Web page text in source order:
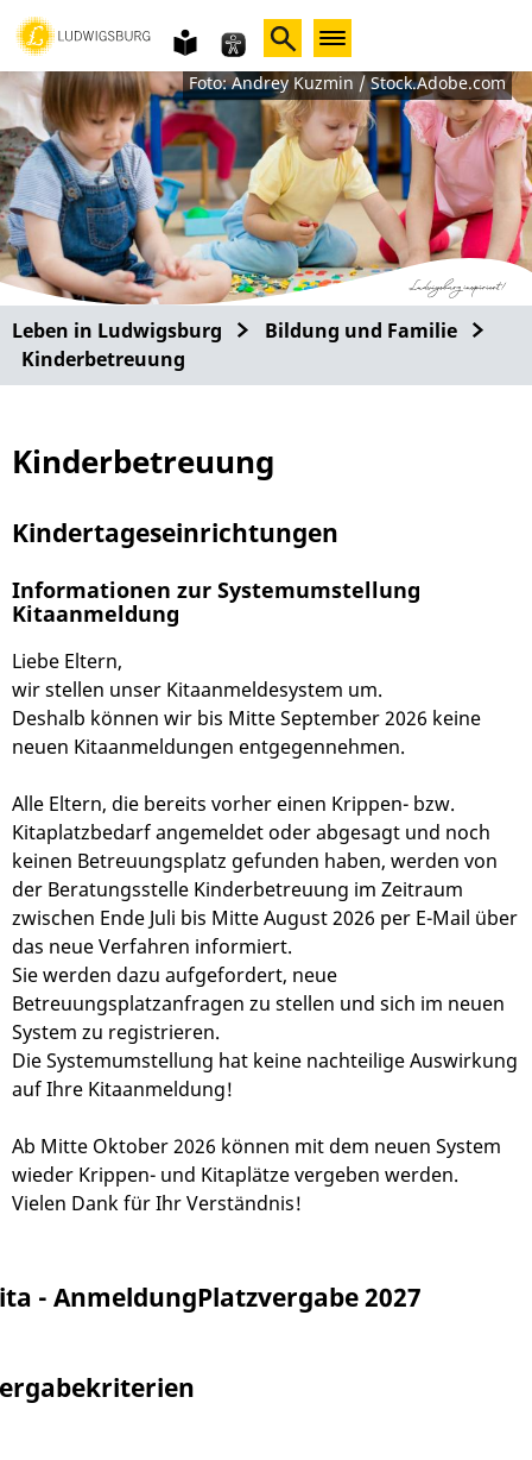
Gebärdensprache
leichte
Sprache
Foto: Andrey Kuzmin / Stock.Adobe.com
Leben in Ludwigsburg
Bildung und Familie
Kinderbetreuung
Kinderbetreuung
Kindertageseinrichtungen
Informationen zur Systemumstellung
Kitaanmeldung
Liebe Eltern,
wir stellen unser Kitaanmeldesystem um.
Deshalb können wir bis Mitte September 2026 keine
neuen Kitaanmeldungen entgegennehmen.
Alle Eltern, die bereits vorher einen Krippen- bzw.
Kitaplatzbedarf angemeldet oder abgesagt und noch
keinen Betreuungsplatz gefunden haben, werden von
der Beratungsstelle Kinderbetreuung im Zeitraum
zwischen Ende Juli bis Mitte August 2026 per E-Mail über
das neue Verfahren informiert.
Sie werden dazu aufgefordert, neue
Betreuungsplatzanfragen zu stellen und sich im neuen
System zu registrieren.
Die Systemumstellung hat keine nachteilige Auswirkung
auf Ihre Kitaanmeldung!
Ab Mitte Oktober 2026 können mit dem neuen System
wieder Krippen- und Kitaplätze vergeben werden.
Vielen Dank für Ihr Verständnis!
- AnmeldungPlatzvergabe 2027